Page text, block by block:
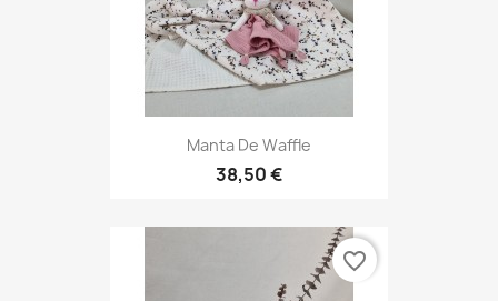
Manta De Waffle
38,50 €
favorite_border